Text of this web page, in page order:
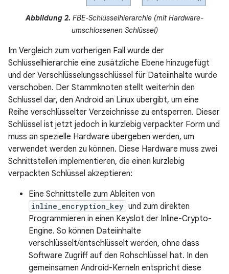
Abbildung 2. FBE-Schlüsselhierarchie (mit Hardware-
umschlossenen Schlüssel)
Im Vergleich zum vorherigen Fall wurde der
Schlüsselhierarchie eine zusätzliche Ebene hinzugefügt
und der Verschlüsselungsschlüssel für Dateiinhalte wurde
verschoben. Der Stammknoten stellt weiterhin den
Schlüssel dar, den Android an Linux übergibt, um eine
Reihe verschlüsselter Verzeichnisse zu entsperren. Dieser
Schlüssel ist jetzt jedoch in kurzlebig verpackter Form und
muss an spezielle Hardware übergeben werden, um
verwendet werden zu können. Diese Hardware muss zwei
Schnittstellen implementieren, die einen kurzlebig
verpackten Schlüssel akzeptieren:
Eine Schnittstelle zum Ableiten von
inline_encryption_key und zum direkten
Programmieren in einen Keyslot der Inline-Crypto-
Engine. So können Dateiinhalte
verschlüsselt/entschlüsselt werden, ohne dass
Software Zugriff auf den Rohschlüssel hat. In den
gemeinsamen Android-Kerneln entspricht diese